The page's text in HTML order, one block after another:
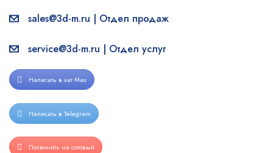
sales@3d-m.ru | Отдел продаж
service@3d-m.ru | Отдел услуг
Написать в чат Max
Написать в Telegram
Позвонить на сотовый